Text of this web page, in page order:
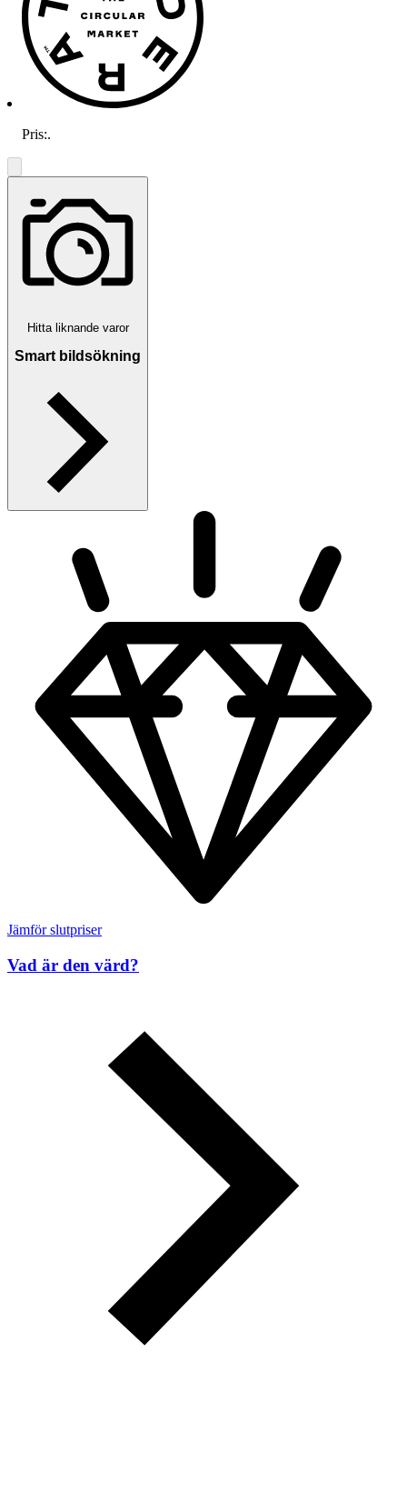
Pris:.
Hitta liknande varor
Smart bildsökning
Jämför slutpriser
Vad är den värd?